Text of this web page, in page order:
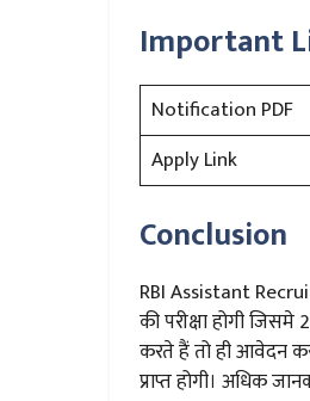
Important
Notification PDF
Apply Link
Conclusion
RBI Assistant
की परीक्षा होगी
करते हैं तो ही आवेदन
प्राप्त होगी। अधिक